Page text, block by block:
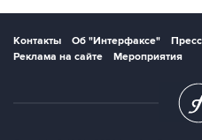
Контакты Об "Интерфаксе"
Реклама на сайте
Мероприятия